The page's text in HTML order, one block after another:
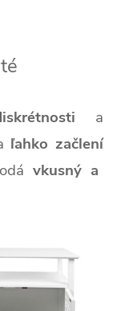
a
ľahko začlení
vkusný a